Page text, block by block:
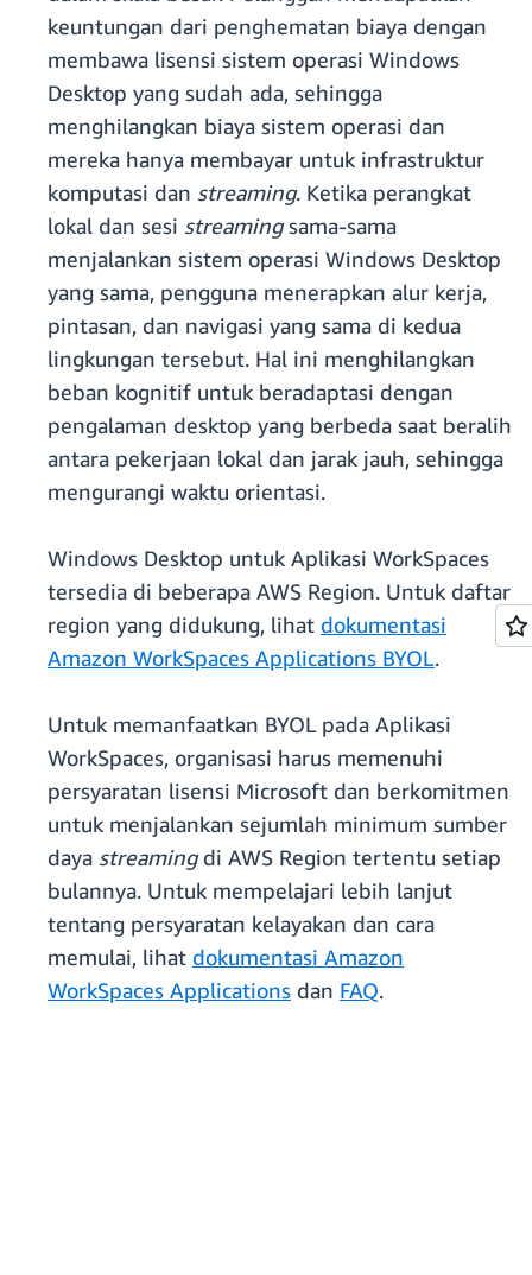
keuntungan dari penghematan biaya dengan
membawa lisensi sistem operasi Windows
Desktop yang sudah ada, sehingga
menghilangkan biaya sistem operasi dan
mereka hanya membayar untuk infrastruktur
komputasi dan streaming. Ketika perangkat
lokal dan sesi streamingsama-sama
menjalankan sistem operasi Windows Desktop
yang sama, pengguna menerapkan alur kerja,
pintasan, dan navigasi yang sama di kedua
lingkungan tersebut. Hal ini menghilangkan
beban kognitif untuk beradaptasi dengan
pengalaman desktop yang berbeda saat beralih
antara pekerjaan lokal dan jarak jauh, sehingga
mengurangi waktu orientasi.
Windows Desktop untuk Aplikasi WorkSpaces
tersedia di beberapa AWS Region. Untuk daftar
region yang didukung, lihat dokumentasi
Amazon WorkSpaces Applications BYOL.
Untuk memanfaatkan BYOL pada Aplikasi
WorkSpaces, organisasi harus memenuhi
persyaratan lisensi Microsoft dan berkomitmen
untuk menjalankan sejumlah minimum sumber
daya streamingdi AWS Region tertentu setiap
bulannya. Untuk mempelajari lebih lanjut
tentang persyaratan kelayakan dan cara
memulai, lihat dokumentasi Amazon
WorkSpaces Applications dan FAQ.